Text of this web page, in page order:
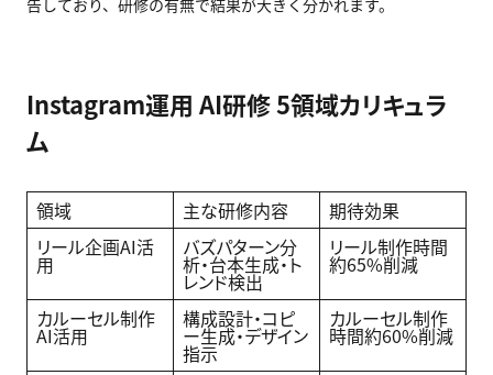
告しており、研修の有無で結果が大きく分かれます。
Instagram運用 AI研修 5領域カリキュラ
ム
領域 主な研修内容
期待効果
リール企画AI活
用
バズパターン分
析・台本生成・ト
レンド検出
リール制作時間
約65%削減
カルーセル制作
AI活用
構成設計・コピ
ー生成・デザイン
指示
カルーセル制作
時間約60%削減